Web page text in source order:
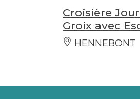
Croisière
Groix avec
HENNEBONT